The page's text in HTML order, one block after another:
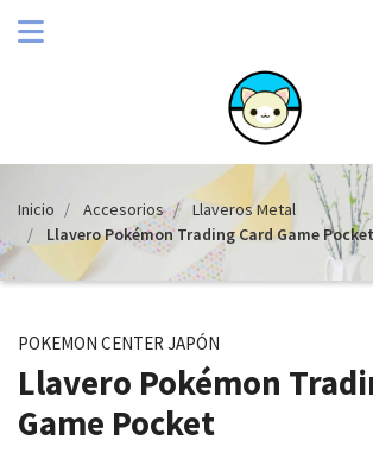
Inicio Accesorios
Llaveros Metal
Llavero Pokémon Trading Card Game Pocket
POKEMON CENTER JAPÓN
Llavero Pokémon
Game Pocket